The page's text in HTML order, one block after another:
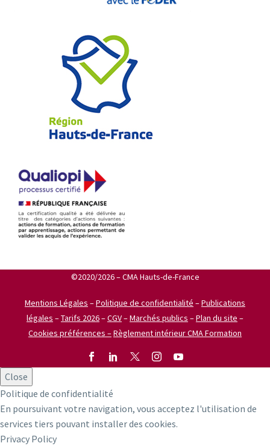
©2020/2026 – CMA Hauts-de-France
Mentions Légales –Politique de confidentialité –Publications
légales –Tarifs 2026–CGV–Marchés publics –Plan du site –
Cookies préférences –Règlement intérieur CMA Formation
Close
Politique de confidentialité
En poursuivant votre navigation, vous acceptez l'utilisation de
services tiers pouvant installer des cookies.
Privacy Policy